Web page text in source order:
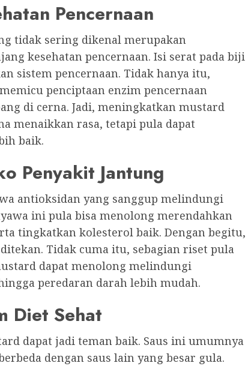
Pencernaan
tidak sering dikenal merupakan
kesehatan pencernaan. Isi serat pada biji
sistem pencernaan. Tidak hanya itu,
penciptaan enzim pencernaan
di cerna. Jadi, meningkatkan mustard
menaikkan rasa, tetapi pula dapat
baik.
Penyakit Jantung
antioksidan yang sanggup melindungi
ini pula bisa menolong merendahkan
tingkatkan kolesterol baik. Dengan begitu,
Tidak cuma itu, sebagian riset pula
dapat menolong melindungi
peredaran darah lebih mudah.
Diet Sehat
dapat jadi teman baik. Saus ini umumnya
dengan saus lain yang besar gula.